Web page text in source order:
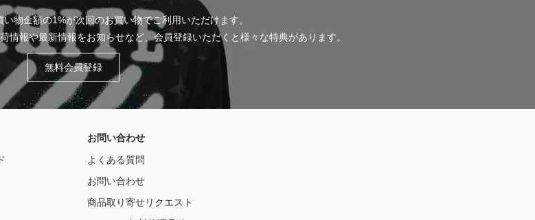
物金額の1%が次回のお買い物でご利用いただけます。
情報や最新情報をお知らせなど、会員登録いただくと様々な特典があります。
無料会員登録
お問い合わせ
よくある質問
お問い合わせ
商品取り寄せリクエスト